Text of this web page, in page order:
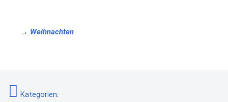
→ Weihnachten
Kategorien: